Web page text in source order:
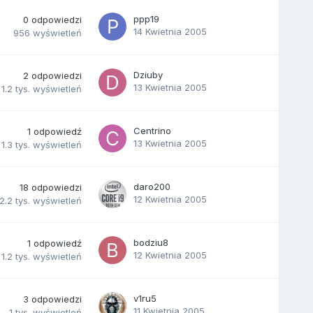
0 odpowiedzi
956 wyświetleń
ppp19
14 Kwietnia 2005
2 odpowiedzi
1.2 tys. wyświetleń
Dziuby
13 Kwietnia 2005
1 odpowiedź
1.3 tys. wyświetleń
Centrino
13 Kwietnia 2005
18 odpowiedzi
tys. wyświetleń
daro200
12 Kwietnia 2005
1 odpowiedź
1.2 tys. wyświetleń
bodziu8
12 Kwietnia 2005
3 odpowiedzi
v1ru5
11 Kwietnia 2005